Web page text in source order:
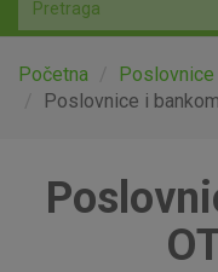
Agro
Mala poduzeća i obrtnici
Globalna tržišta
Početna
Poslovnice
Poslovnice i